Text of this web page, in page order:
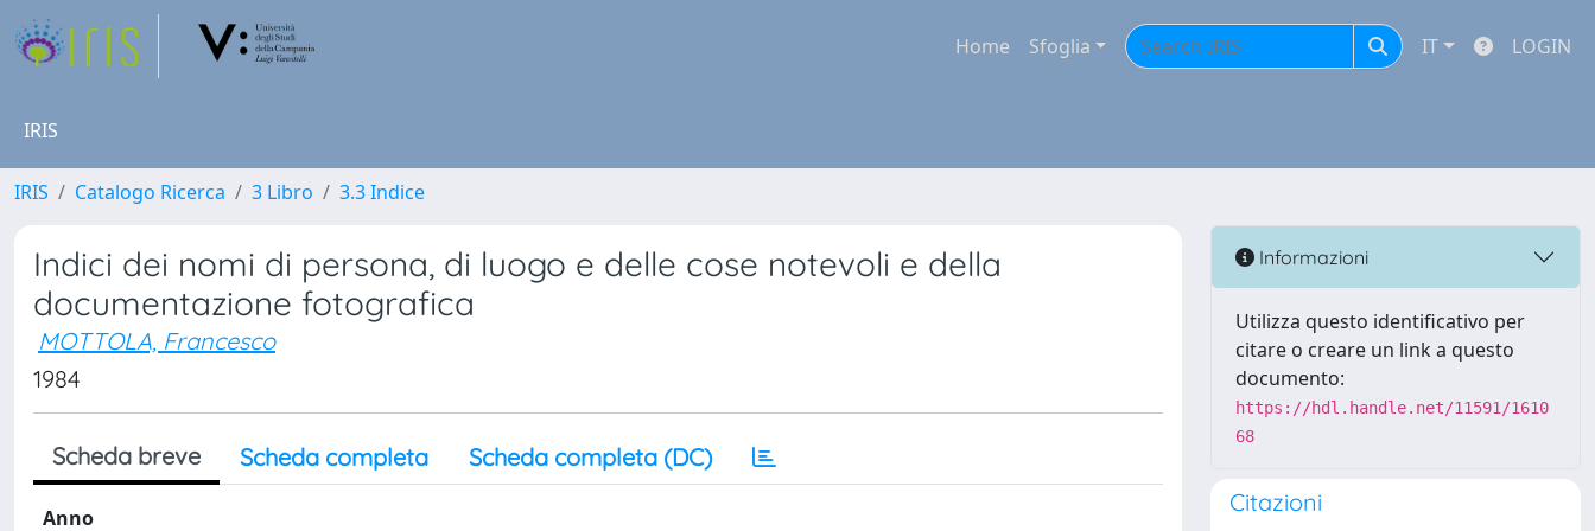
Home Sfoglia IT LOGIN
IRIS
IRIS Catalogo Ricerca 3 Libro 3.3 Indice
Indici dei nomi di persona, di luogo e delle cose notevoli e della
documentazione fotografica
MOTTOLA, Francesco
1984
Scheda breve Scheda completa Scheda completa (DC)
Anno
Informazioni
Utilizza questo identificativo per
citare o creare un link a questo
documento:
https://hdl.handle.net/11591/1610
68
Citazioni